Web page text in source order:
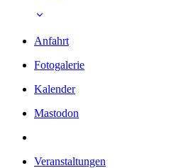
Anfahrt
Fotogalerie
Kalender
Mastodon
Veranstaltungen